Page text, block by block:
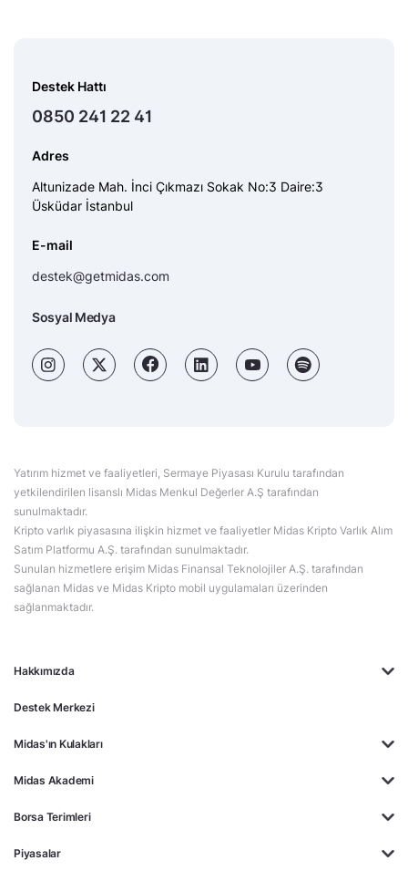
Hakkımızda
Destek Merkezi
Midas'ın Kulakları
Midas Akademi
Borsa Terimleri
Piyasalar
Destek Hattı
0850 241 22 41
Adres
Altunizade Mah. İnci Çıkmazı Sokak No:3 Daire:3
Üsküdar İstanbul
E-mail
destek@getmidas.com
Sosyal Medya
Yatırım hizmet ve faaliyetleri, Sermaye Piyasası Kurulu tarafından
yetkilendirilen lisanslı Midas Menkul Değerler A.Ş tarafından
sunulmaktadır.
Kripto varlık piyasasına ilişkin hizmet ve faaliyetler Midas Kripto Varlık Alım
Satım Platformu A.Ş. tarafından sunulmaktadır.
Sunulan hizmetlere erişim Midas Finansal Teknolojiler A.Ş. tarafından
sağlanan Midas ve Midas Kripto mobil uygulamaları üzerinden
sağlanmaktadır.